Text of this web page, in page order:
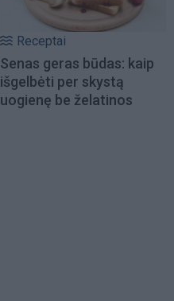
Receptai
Senas geras būdas: kaip
išgelbėti per skystą
uogienę be želatinos